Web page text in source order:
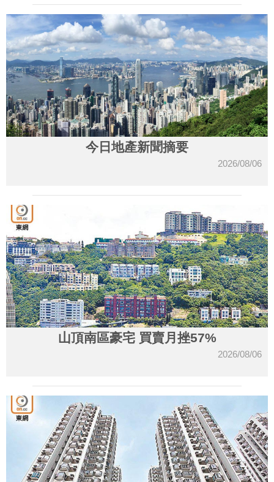
今日地產新聞摘要
2026/08/06
山頂南區豪宅 買賣月挫57%
2026/08/06